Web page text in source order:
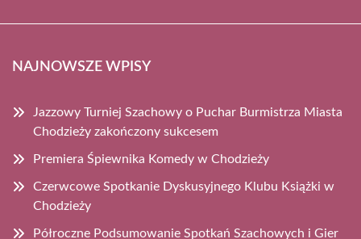
NAJNOWSZE WPISY
Jazzowy Turniej Szachowy o Puchar Burmistrza Miasta
Chodzieży zakończony sukcesem
Premiera Śpiewnika Komedy w Chodzieży
Czerwcowe Spotkanie Dyskusyjnego Klubu Książki w
Chodzieży
Półroczne Podsumowanie Spotkań Szachowych i Gier